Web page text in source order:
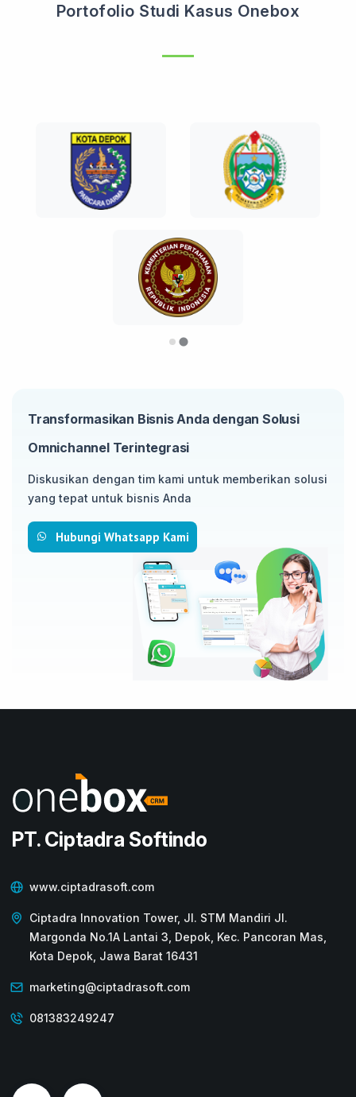
Portofolio Studi Kasus Onebox
Transformasikan Bisnis Anda dengan Solusi
Omnichannel Terintegrasi
Diskusikan dengan tim kami untuk memberikan solusi
yang tepat untuk bisnis Anda
Hubungi Whatsapp Kami
PT. Ciptadra Softindo
www.ciptadrasoft.com
Ciptadra Innovation Tower, Jl. STM Mandiri Jl.
Margonda No.1A Lantai 3, Depok, Kec. Pancoran Mas,
Kota Depok, Jawa Barat 16431
marketing@ciptadrasoft.com
081383249247